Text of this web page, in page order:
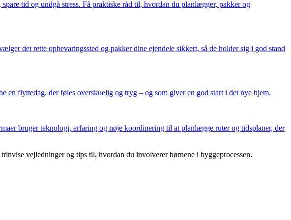
tid og undgå stress. Få praktiske råd til, hvordan du planlægger, pakker og
det rette opbevaringssted og pakker dine ejendele sikkert, så de holder sig i god stand
flyttedag, der føles overskuelig og tryg – og som giver en god start i det nye hjem.
bruger teknologi, erfaring og nøje koordinering til at planlægge ruter og tidsplaner, der
vejledninger og tips til, hvordan du involverer børnene i byggeprocessen.